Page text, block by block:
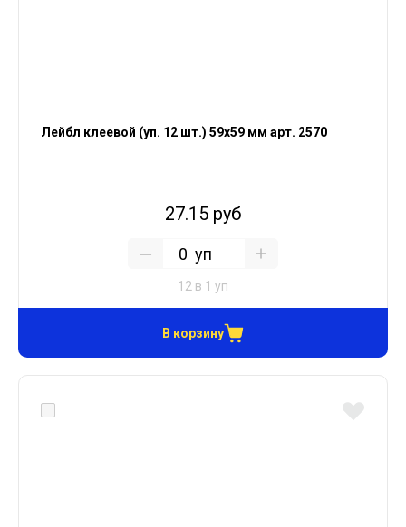
Лейбл клеевой (уп. 12 шт.) 59х59 мм арт. 2570
27.15 руб
уп
12 в 1 уп
В корзину